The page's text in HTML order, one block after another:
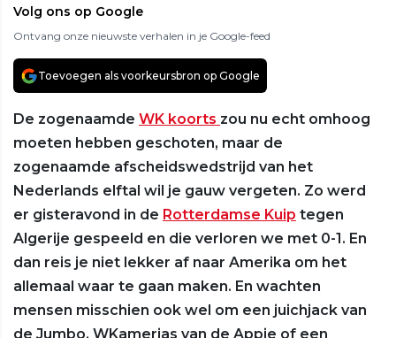
Volg ons op Google
Ontvang onze nieuwste verhalen in je Google-feed
Toevoegen als voorkeursbron op Google
De zogenaamde WK koorts zou nu echt omhoog
moeten hebben geschoten, maar de
zogenaamde afscheidswedstrijd van het
Nederlands elftal wil je gauw vergeten. Zo werd
er gisteravond in de Rotterdamse Kuip tegen
Algerije gespeeld en die verloren we met 0-1. En
dan reis je niet lekker af naar Amerika om het
allemaal waar te gaan maken. En wachten
mensen misschien ook wel om een juichjack van
de Jumbo, WKamerjas van de Appie of een